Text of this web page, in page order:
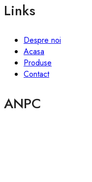
Links
Despre noi
Acasa
Produse
Contact
ANPC